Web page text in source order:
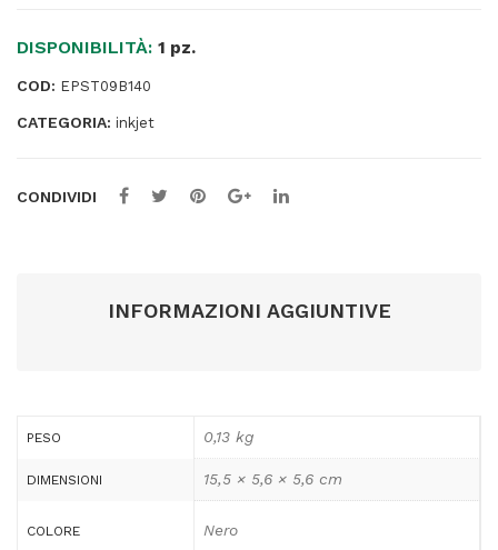
C13T09B140
DISPONIBILITÀ: 1 pz.
COD: EPST09B140
CATEGORIA: inkjet
CONDIVIDI
INFORMAZIONI AGGIUNTIVE
PESO 0,13 kg
DIMENSIONI 15,5 × 5,6 × 5,6 cm
COLORE Nero